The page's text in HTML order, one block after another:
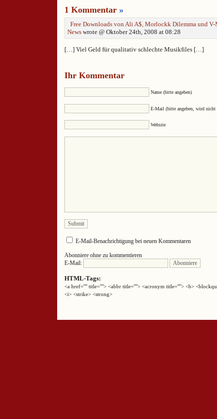
1 Kommentar »
Free Downloads von Ali A$, Morlockk Dilemma und
News wrote @ Oktober 24th, 2008 at 08:28
[…] Viel Geld für qualitativ schlechte Musikfiles […]
Ihr Kommentar
Name (bitte angeben)
E-Mail (bitte angeben, wird nicht
Website
E-Mail-Benachrichtigung bei neuen Kommentaren
Abonniere ohne zu kommentieren
E-Mail:
HTML-Tags:
<a href="" title=""> <abbr title=""> <acronym title=""> <b>
<i> <strike> <strong>